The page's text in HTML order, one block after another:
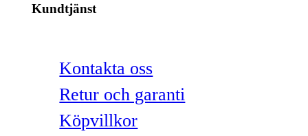
Kundtjänst
Kontakta oss
Retur och garanti
Köpvillkor